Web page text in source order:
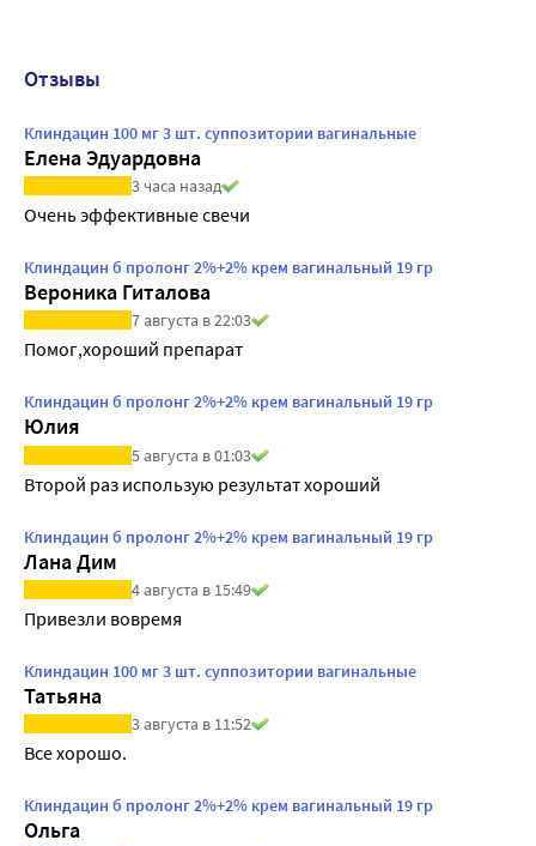
Отзывы
Клиндацин 100 мг 3 шт. суппозитории вагинальные
Елена Эдуардовна
3 часа назад
Очень эффективные свечи
Клиндацин б пролонг 2%+2% крем вагинальный 19 гр
Вероника Гиталова
7 августа в 22:03
Помог,хороший препарат
Клиндацин б пролонг 2%+2% крем вагинальный 19 гр
Юлия
5 августа в 01:03
Второй раз использую результат хороший
Клиндацин б пролонг 2%+2% крем вагинальный 19 гр
Лана Дим
4 августа в 15:49
Привезли вовремя
Клиндацин 100 мг 3 шт. суппозитории вагинальные
Татьяна
3 августа в 11:52
Все хорошо.
Клиндацин б пролонг 2%+2% крем вагинальный 19 гр
Ольга